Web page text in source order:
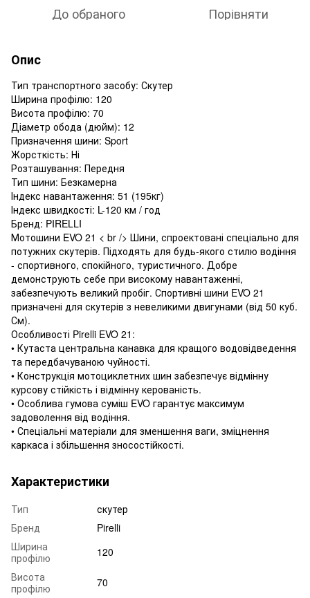
До обраного Порівняти
Опис
Тип транспортного засобу: Скутер
Ширина профілю: 120
Висота профілю: 70
Діаметр обода (дюйм): 12
Призначення шини: Sport
Жорсткість: Ні
Розташування: Передня
Тип шини: Безкамерна
Індекс навантаження: 51 (195кг)
Індекс швидкості: L-120 км / год
Бренд: PIRELLI
Мотошини EVO 21 < br /> Шини, спроектовані спеціально для
потужних скутерів. Підходять для будь-якого стилю водіння
- спортивного, спокійного, туристичного. Добре
демонструють себе при високому навантаженні,
забезпечують великий пробіг. Спортивні шини EVO 21
призначені для скутерів з невеликими двигунами (від 50 куб.
См).
Особливості Pirelli EVO 21:
• Кутаста центральна канавка для кращого водовідведення
та передбачуваною чуйності.
• Конструкція мотоциклетних шин забезпечує відмінну
курсову стійкість і відмінну керованість.
• Особлива гумова суміш EVO гарантує максимум
задоволення від водіння.
• Спеціальні матеріали для зменшення ваги, зміцнення
каркаса і збільшення зносостійкості.
Характеристики
Тип
скутер
Бренд
Pirelli
Ширина
профілю
120
Висота
профілю
70